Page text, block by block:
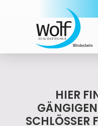
HIER
SCHLÖSSER